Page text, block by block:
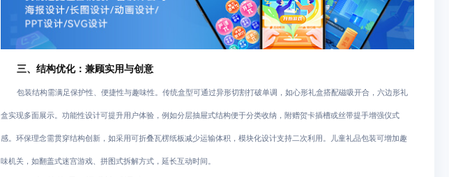
三、结构优化：兼顾实用与创意
包装结构需满足保护性、便捷性与趣味性。传统盒型可通过异形切割打破单调，如心形礼盒搭配磁吸开合，六边形礼
盒实现多面展示。功能性设计可提升用户体验，例如分层抽屉式结构便于分类收纳，附赠贺卡插槽或丝带提手增强仪式
感。环保理念需贯穿结构创新，如采用可折叠瓦楞纸板减少运输体积，模块化设计支持二次利用。儿童礼品包装可增加趣
味机关，如翻盖式迷宫游戏、拼图式拆解方式，延长互动时间。